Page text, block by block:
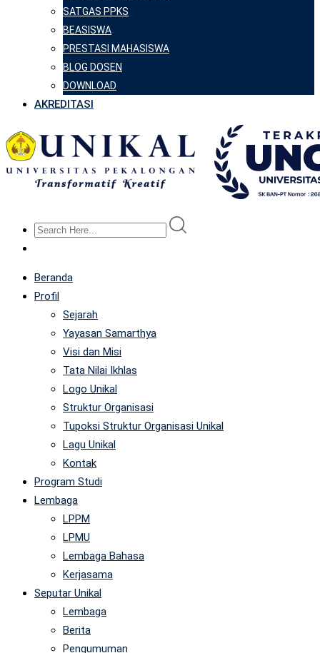
SATGAS PPKS
BEASISWA
PRESTASI MAHASISWA
BLOG DOSEN
DOWNLOAD
AKREDITASI
Beranda
Profil
Sejarah
Yayasan Samarthya
Visi dan Misi
Tata Nilai Ikhlas
Logo Unikal
Struktur Organisasi
Tupoksi Struktur Organisasi Unikal
Lagu Unikal
Kontak
Program Studi
Lembaga
LPPM
LPMU
Lembaga Bahasa
Kerjasama
Seputar Unikal
Lembaga
Berita
Pengumuman